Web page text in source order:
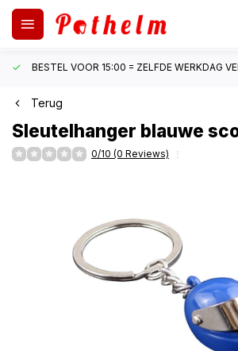
BESTEL VOOR 15:00 = ZELFDE WERKDAG
Terug
Sleutelhanger blauwe
0/10 (0 Reviews)